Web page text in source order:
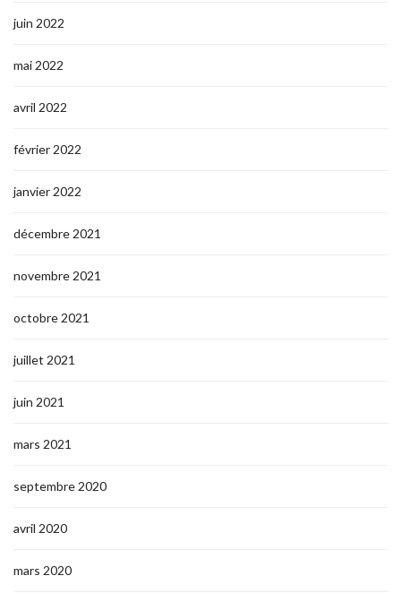
juin 2022
mai 2022
avril 2022
février 2022
janvier 2022
décembre 2021
novembre 2021
octobre 2021
juillet 2021
juin 2021
mars 2021
septembre 2020
avril 2020
mars 2020